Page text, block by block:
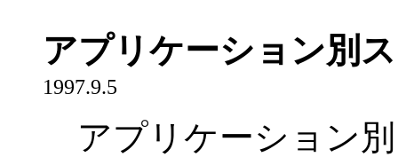
アプリケーション別
1997.9.5
アプリケーション